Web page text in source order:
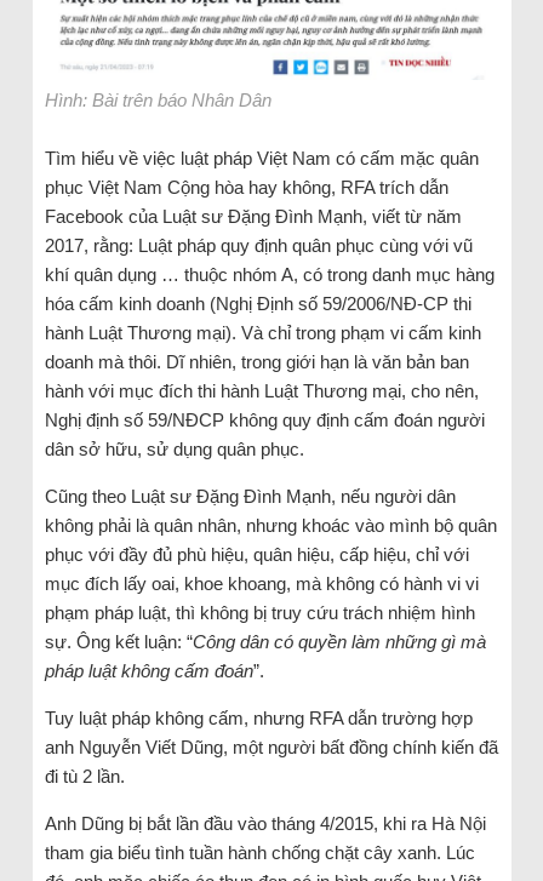
Hình: Bài trên báo Nhân Dân
Tìm hiểu về việc luật pháp Việt Nam có cấm mặc quân
phục Việt Nam Cộng hòa hay không, RFA trích dẫn
Facebook của Luật sư Đặng Đình Mạnh, viết từ năm
2017, rằng: Luật pháp quy định quân phục cùng với vũ
khí quân dụng … thuộc nhóm A, có trong danh mục hàng
hóa cấm kinh doanh (Nghị Định số 59/2006/NĐ-CP thi
hành Luật Thương mại). Và chỉ trong phạm vi cấm kinh
doanh mà thôi. Dĩ nhiên, trong giới hạn là văn bản ban
hành với mục đích thi hành Luật Thương mại, cho nên,
Nghị định số 59/NĐCP không quy định cấm đoán người
dân sở hữu, sử dụng quân phục.
Cũng theo Luật sư Đặng Đình Mạnh, nếu người dân
không phải là quân nhân, nhưng khoác vào mình bộ quân
phục với đầy đủ phù hiệu, quân hiệu, cấp hiệu, chỉ với
mục đích lấy oai, khoe khoang, mà không có hành vi vi
phạm pháp luật, thì không bị truy cứu trách nhiệm hình
sự. Ông kết luận: “Công dân có quyền làm những gì mà
pháp luật không cấm đoán”.
Tuy luật pháp không cấm, nhưng RFA dẫn trường hợp
anh Nguyễn Viết Dũng, một người bất đồng chính kiến đã
đi tù 2 lần.
Anh Dũng bị bắt lần đầu vào tháng 4/2015, khi ra Hà Nội
tham gia biểu tình tuần hành chống chặt cây xanh. Lúc